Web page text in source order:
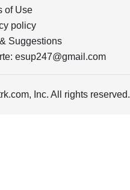
of Use
policy
Suggestions
esup247@gmail.com
Inc. All rights reserved.